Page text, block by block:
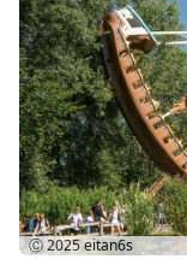
Ⓒ 2025eitan6s